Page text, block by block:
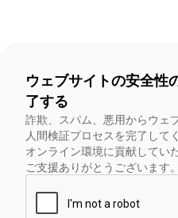
ウェブサイトの安全性
了する
詐欺、スパム、悪用からウェ
人間検証プロセスを完了して
オンライン環境に貢献してい
ご支援ありがとうございます。